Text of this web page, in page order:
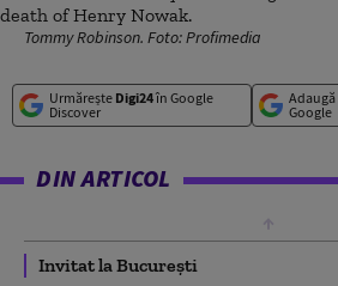
Tommy Robinson. Foto: Profimedia
Urmărește Digi24în Google
Discover
Adaugă
Google
DIN ARTICOL
Invitat la București